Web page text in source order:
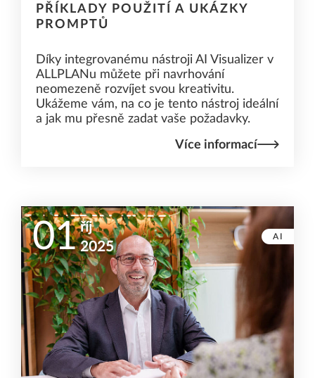
PŘÍKLADY POUŽITÍ A UKÁZKY
PROMPTŮ
Díky integrovanému nástroji AI Visualizer v
ALLPLANu můžete při navrhování
neomezeně rozvíjet svou kreativitu.
Ukážeme vám, na co je tento nástroj ideální
a jak mu přesně zadat vaše požadavky.
Více informací
01 říj
2025
AI